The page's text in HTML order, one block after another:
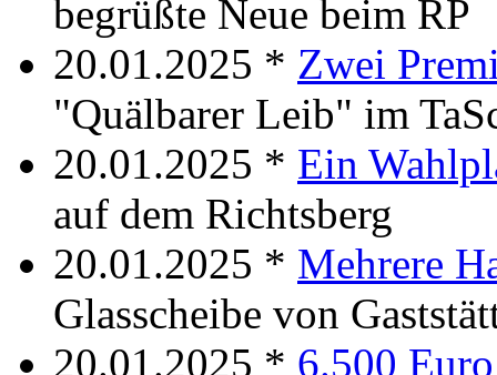
begrüßte Neue beim RP
20.01.2025 * Zwei
"Quälbarer Leib" im
20.01.2025 * Ein
auf dem Richtsberg
20.01.2025 * Mehrere
Glasscheibe von
20.01.2025 * 6.500 Euro